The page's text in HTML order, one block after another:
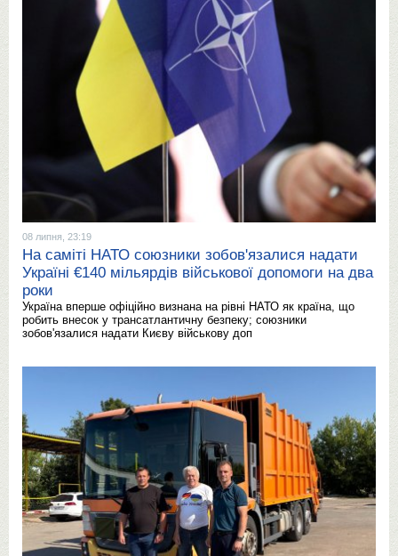
08 липня, 23:19
На саміті НАТО союзники зобов'язалися надати
Україні €140 мільярдів військової допомоги на два
роки
Україна вперше офіційно визнана на рівні НАТО як країна, що
робить внесок у трансатлантичну безпеку; союзники
зобов'язалися надати Києву військову доп